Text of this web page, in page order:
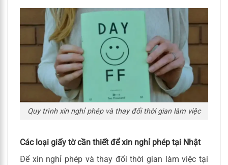
Quy trình xin nghỉ phép và thay đổi thời gian làm việc
Các loại giấy tờ cần thiết để xin nghỉ phép tại Nhật
Để xin nghỉ phép và thay đổi thời gian làm việc tại